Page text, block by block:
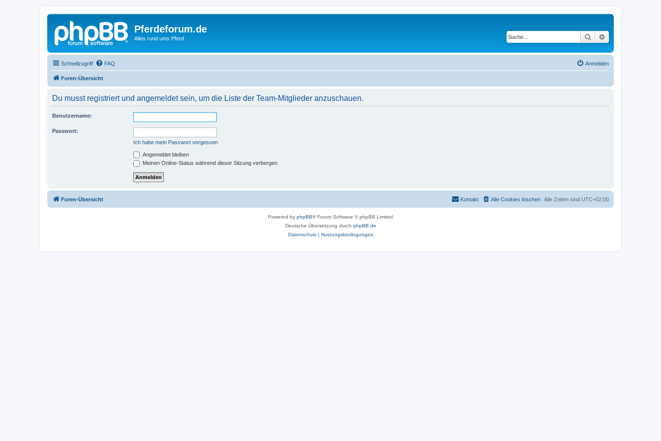
Pferdeforum.de
Alles rund ums Pferd Suche
Schnellzugriff FAQ Anmelden
Foren-Übersicht
Du musst registriert und angemeldet sein, um die Liste der Team-Mitglieder anzuschauen.
Benutzername:
Passwort:
Ich habe mein Passwort vergessen
Angemeldet bleiben
Meinen Online-Status während dieser Sitzung verbergen
Foren-Übersicht Alle Zeiten sind UTC+02:00
Alle Cookies löschen
Kontakt
Powered by phpBB® Forum Software © phpBB Limited
Deutsche Übersetzung durch phpBB.de
Datenschutz| Nutzungsbedingungen